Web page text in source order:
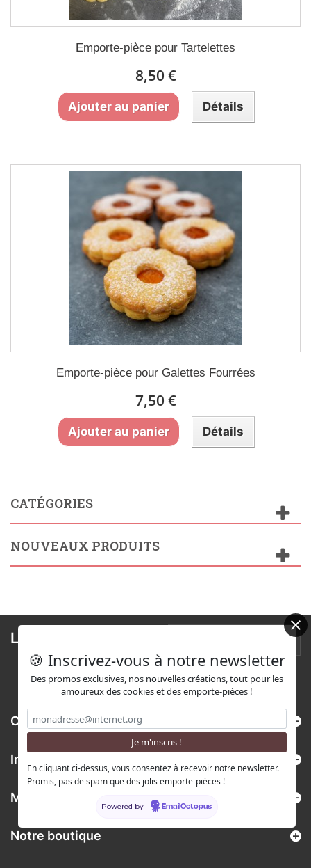
Emporte-pièce pour Tartelettes
8,50 €
Ajouter au panier Détails
Emporte-pièce pour Galettes Fourrées
7,50 €
Ajouter au panier Détails
CATÉGORIES
NOUVEAUX PRODUITS
Lettre d'informations
Catégories
Informations
Mon compte
Notre boutique
🍪 Inscrivez-vous à notre newsletter
Des promos exclusives, nos nouvelles créations, tout pour les
amoureux des cookies et des emporte-pièces !
En cliquant ci-dessus, vous consentez à recevoir notre newsletter.
Promis, pas de spam que des jolis emporte-pièces !
Powered by EmailOctopus